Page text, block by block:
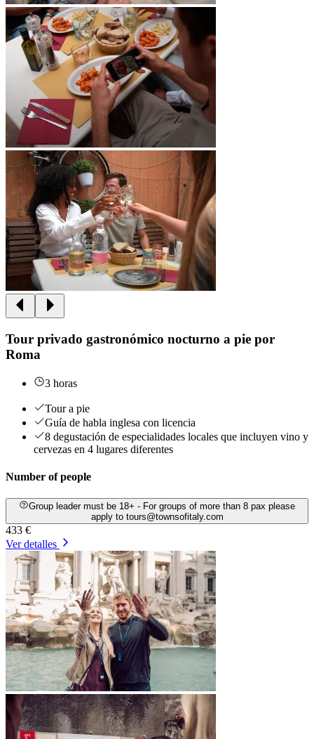
Tour privado gastronómico nocturno a pie por
Roma
3 horas
Tour a pie
Guía de habla inglesa con licencia
8 degustación de especialidades locales que incluyen vino y
cervezas en 4 lugares diferentes
Number of people
Group leader must be 18+ - For groups of more than 8 pax please
apply to tours@townsofitaly.com
433 €
Ver detalles